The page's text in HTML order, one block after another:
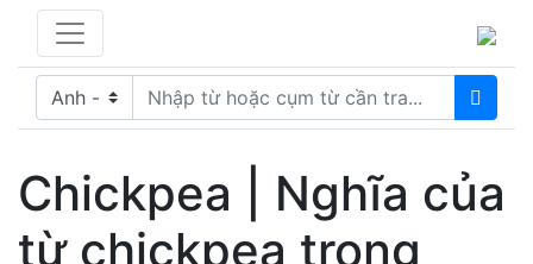
Chickpea | Nghĩa của
từ chickpea trong